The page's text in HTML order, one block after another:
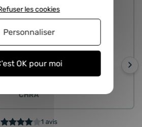
›
CHRA
1 avis
OK pour moi
les cookies
Personnaliser